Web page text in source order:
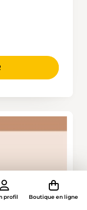
profil Boutique en ligne